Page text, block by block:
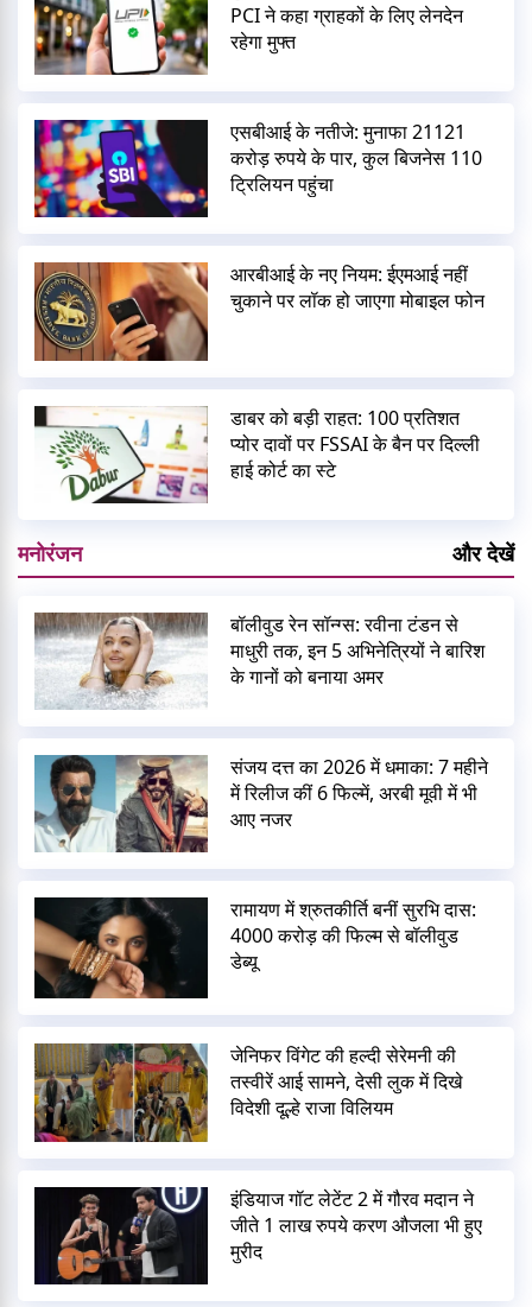
PCI ने कहा ग्राहकों के लिए लेनदेन
रहेगा मुफ्त
एसबीआई के नतीजे: मुनाफा 21121
करोड़ रुपये के पार, कुल बिजनेस 110
ट्रिलियन पहुंचा
आरबीआई के नए नियम: ईएमआई नहीं
चुकाने पर लॉक हो जाएगा मोबाइल फोन
डाबर को बड़ी राहत: 100 प्रतिशत
प्योर दावों पर FSSAI के बैन पर दिल्ली
हाई कोर्ट का स्टे
मनोरंजन और देखें
बॉलीवुड रेन सॉन्ग्स: रवीना टंडन से
माधुरी तक, इन 5 अभिनेत्रियों ने बारिश
के गानों को बनाया अमर
संजय दत्त का 2026 में धमाका: 7 महीने
में रिलीज कीं 6 फिल्में, अरबी मूवी में भी
आए नजर
रामायण में श्रुतकीर्ति बनीं सुरभि दास:
4000 करोड़ की फिल्म से बॉलीवुड
डेब्यू
जेनिफर विंगेट की हल्दी सेरेमनी की
तस्वीरें आई सामने, देसी लुक में दिखे
विदेशी दूल्हे राजा विलियम
इंडियाज गॉट लेटेंट 2 में गौरव मदान ने
जीते 1 लाख रुपये करण औजला भी हुए
मुरीद